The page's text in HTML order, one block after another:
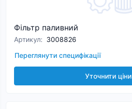
Фільтр паливний
Артикул: 3008826
Переглянути специфікації
Уточнити ціни